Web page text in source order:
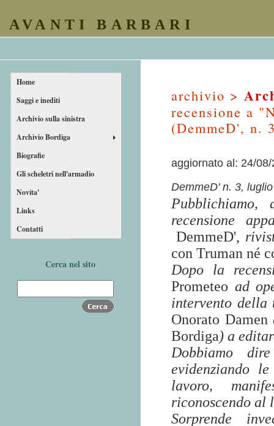
AVANTI BARBARI
Home
Saggi e inediti
Archivio sulla sinistra
Archivio Bordiga
Biografie
Gli scheletri nell'armadio
Novita'
Links
Contatti
Cerca nel sito
archivio >
recensione a
(DemmeD', n.
aggiornato al: 24/08/
DemmeD' n. 3,
recensione
DemmeD',
con Truman né
Dopo la
Prometeo ad
intervento della
Onorato Damen
Bordiga) a
Dobbiamo
evidenziando
lavoro,
riconoscendo al
Sorprende